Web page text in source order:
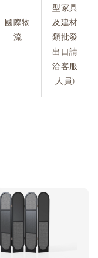
國際物
流
型家具
及建材
類批發
出口請
洽客服
人員)